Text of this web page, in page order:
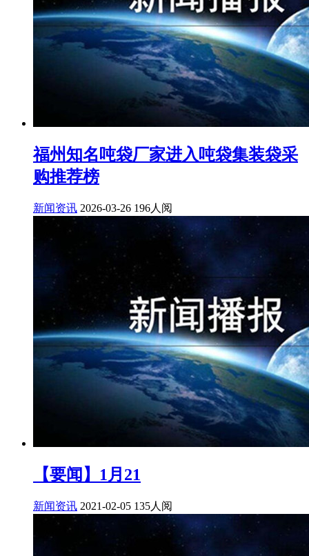
福州知名吨袋厂家进入吨袋集装袋采
购推荐榜
新闻资讯 2026-03-26 196人阅
【要闻】1月21
新闻资讯 2021-02-05 135人阅